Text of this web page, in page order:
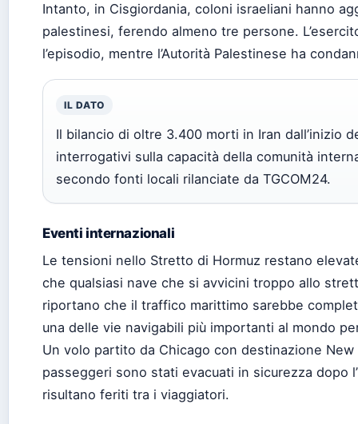
Intanto, in Cisgiordania, coloni israeliani hanno
palestinesi, ferendo almeno tre persone.
l’episodio, mentre l’Autorità Palestinese ha
IL DATO
Il bilancio di oltre 3.400 morti in Iran dall’inizio
interrogativi sulla capacità della comunità
secondo fonti locali rilanciate da TGCOM24.
Eventi internazionali
Le tensioni nello Stretto di Hormuz restano
che qualsiasi nave che si avvicini troppo allo
riportano che il traffico marittimo sarebbe
una delle vie navigabili più importanti al mondo
Un volo partito da Chicago con destinazione
passeggeri sono stati evacuati in sicurezza dopo
risultano feriti tra i viaggiatori.